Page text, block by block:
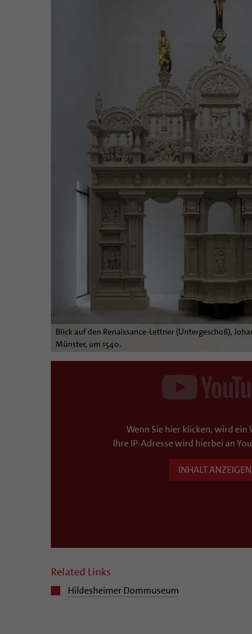
Blick auf den Renaissance-Lettner (Untergeschoß),
Münster, um 1540.
Wenn Sie hier klicken, wird ein
Ihre IP-Adresse wird hierbei an
INHALT ANZEIGEN
Related Links
Hildesheimer Dommuseum